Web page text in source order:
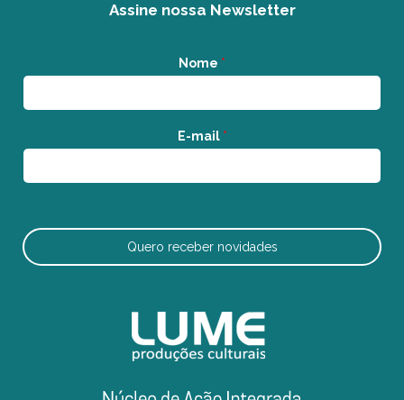
Assine nossa Newsletter
Nome *
E-mail *
Quero receber novidades